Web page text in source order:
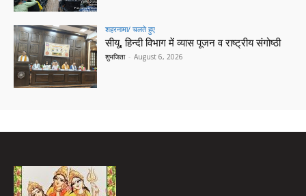
शहरनामा/ चलते हुए
सीयू, हिन्दी विभाग में व्यास पूजन व राष्ट्रीय संगोष्ठी
शुभजिता - August 6, 2026